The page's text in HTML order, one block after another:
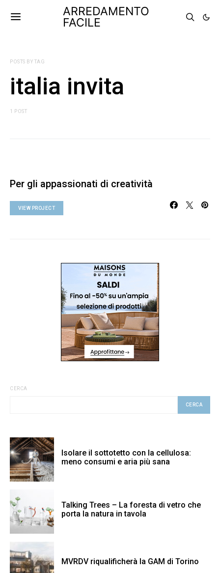
ARREDAMENTO
FACILE
POSTS BY TAG
italia invita
1 POST
Per gli appassionati di creatività
VIEW PROJECT
CERCA
CERCA
Isolare il sottotetto con la cellulosa:
meno consumi e aria più sana
Talking Trees – La foresta di vetro che
porta la natura in tavola
MVRDV riqualificherà la GAM di Torino